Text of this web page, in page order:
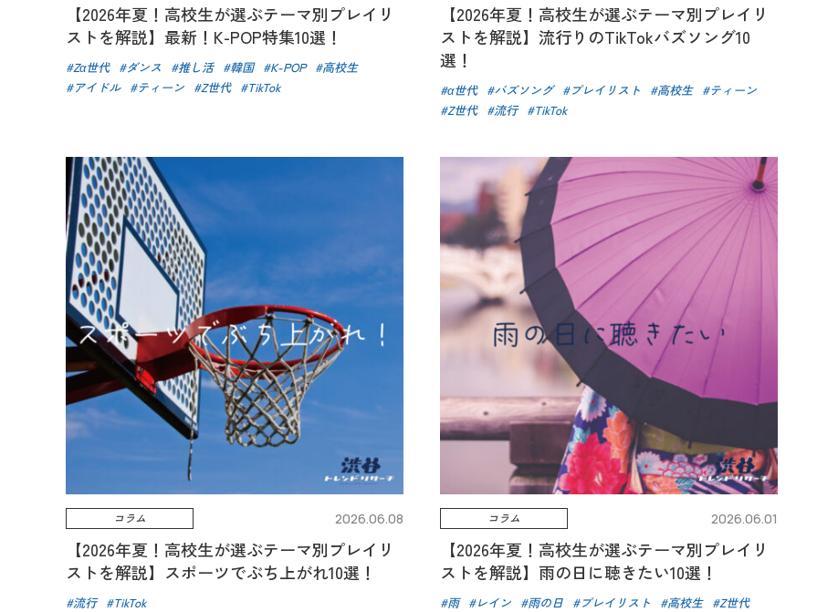
【2026年夏！高校生が選ぶテーマ別プレイリ
ストを解説】最新！K-POP特集10選！
Zα世代 ダンス 推し活 韓国 K-POP
高校生
アイドル
ティーン Z世代 TikTok
【2026年夏！高校生が選ぶテーマ別プレイリ
ストを解説】流行りのTikTokバズソング10
選！
α世代 バズソング プレイリスト 高校生
ティーン
Z世代
流行 TikTok
コラム 2026.06.08
【2026年夏！高校生が選ぶテーマ別プレイリ
ストを解説】スポーツでぶち上がれ10選！
流行 TikTok
コラム 2026.06.01
【2026年夏！高校生が選ぶテーマ別プレイリ
ストを解説】雨の日に聴きたい10選！
雨 レイン 雨の日 プレイリスト 高校生 Z世代